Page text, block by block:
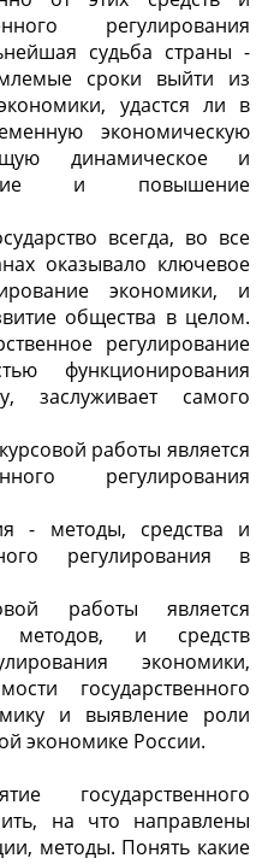
регулирования
судьба страны -
сроки выйти из
удастся ли в
экономическую
динамическое и
и повышение
всегда, во все
оказывало ключевое
экономики, и
общества в целом.
регулирование
функционирования
заслуживает самого
работы является
регулирования
- методы, средства и
регулирования в
работы является
методов, и средств
экономики,
государственного
и выявление роли
экономике России.
государственного
на что направлены
методы. Понять какие